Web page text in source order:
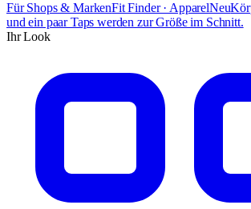
Für Shops & MarkenFit Finder · ApparelNeu
und ein paar Taps werden zur Größe im Schnitt.
Ihr Look